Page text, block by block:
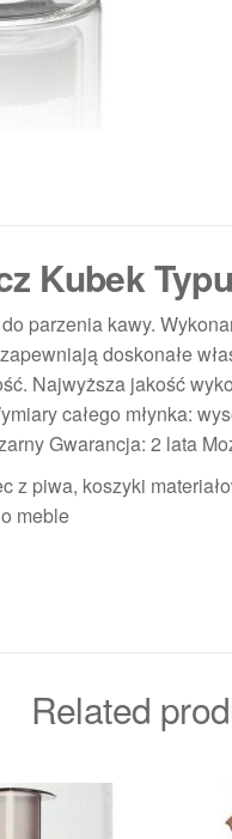
Kubek
parzenia kawy.
doskonałe
Najwyższa jakość
całego młynka:
Gwarancja: 2 lata
piwa, koszyki
meble
Related